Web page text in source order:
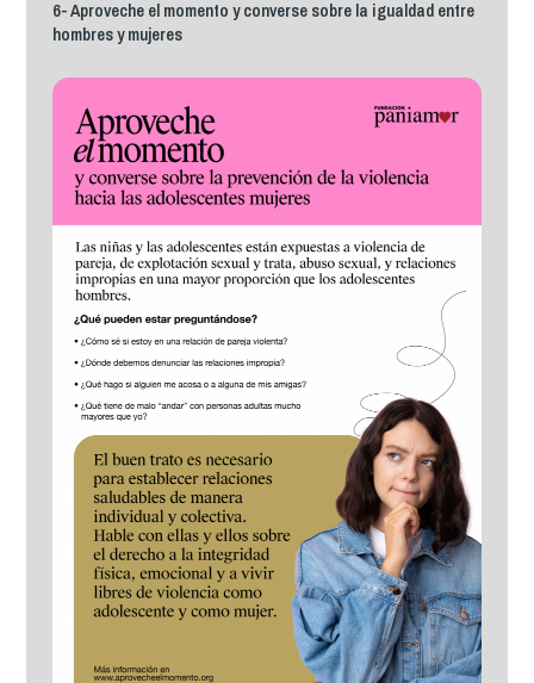
6- Aproveche el momento y converse sobre la igualdad entre
hombres y mujeres